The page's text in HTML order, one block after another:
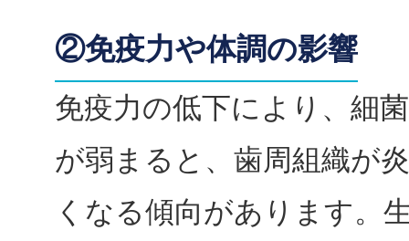
②免疫力や体調の影響
免疫力の低下により、細
が弱まると、歯周組織が
くなる傾向があります。